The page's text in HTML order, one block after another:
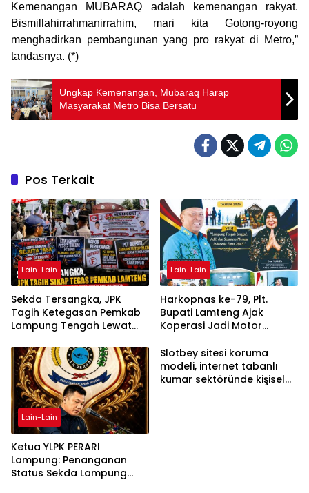
Kemenangan MUBARAQ adalah kemenangan rakyat.
Bismillahirrahmanirrahim, mari kita Gotong-royong
menghadirkan pembangunan yang pro rakyat di Metro,”
tandasnya. (*)
Ungkap Kemenangan, Mubaraq Harap
Masyarakat Metro Bisa Bersatu
Pos Terkait
Lain-Lain
Sekda Tersangka, JPK
Tagih Ketegasan Pemkab
Lampung Tengah Lewat
Lain-Lain
Harkopnas ke-79, Plt.
Bupati Lamteng Ajak
Koperasi Jadi Motor
Lain-Lain
Ketua YLPK PERARI
Lampung: Penanganan
Status Sekda Lampung
Slotbey sitesi koruma
modeli, internet tabanlı
kumar sektöründe kişisel